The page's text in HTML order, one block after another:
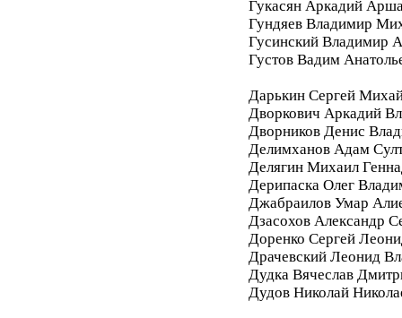
Гукасян Аркадий
Гундяев Владимир
Гусинский Владимир
Густов Вадим
Дарькин Сергей
Дворкович Аркадий
Дворников Денис
Делимханов Адам
Делягин Михаил
Дерипаска Олег
Джабраилов Умар
Дзасохов Александр
Доренко Сергей
Драчевский Леонид
Дудка Вячеслав
Дудов Николай